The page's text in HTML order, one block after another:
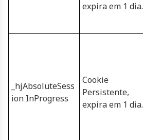
expira em 1 dia.
_hjAbsoluteSess
ion InProgress
Cookie
Persistente,
expira em 1 dia.